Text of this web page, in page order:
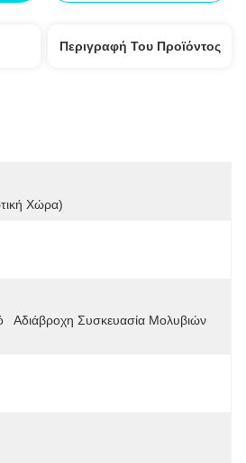
Περιγραφή Του Προϊόντος
Χώρα)
Αδιάβροχη Συσκευασία Μολυβιών